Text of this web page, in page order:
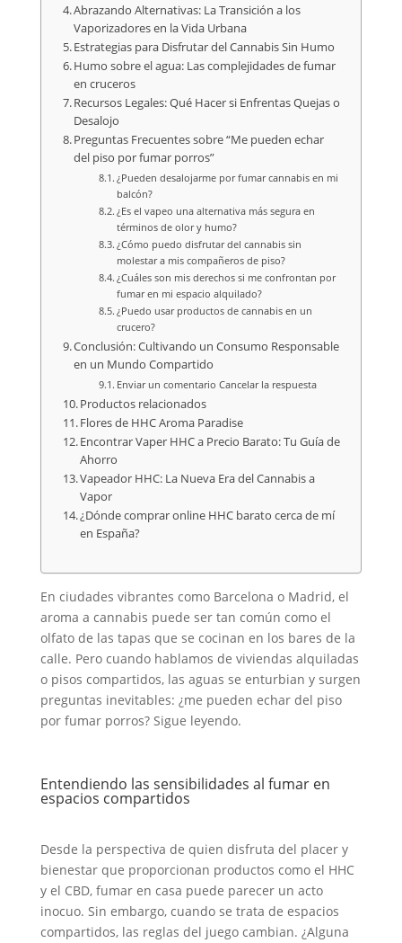
Abrazando Alternativas: La Transición a los
Vaporizadores en la Vida Urbana
Estrategias para Disfrutar del Cannabis Sin Humo
Humo sobre el agua: Las complejidades de fumar
en cruceros
Recursos Legales: Qué Hacer si Enfrentas Quejas o
Desalojo
Preguntas Frecuentes sobre “Me pueden echar
del piso por fumar porros”
¿Pueden desalojarme por fumar cannabis en mi
balcón?
¿Es el vapeo una alternativa más segura en
términos de olor y humo?
¿Cómo puedo disfrutar del cannabis sin
molestar a mis compañeros de piso?
¿Cuáles son mis derechos si me confrontan por
fumar en mi espacio alquilado?
¿Puedo usar productos de cannabis en un
crucero?
Conclusión: Cultivando un Consumo Responsable
en un Mundo Compartido
Enviar un comentario Cancelar la respuesta
Productos relacionados
Flores de HHC Aroma Paradise
Encontrar Vaper HHC a Precio Barato: Tu Guía de
Ahorro
Vapeador HHC: La Nueva Era del Cannabis a
Vapor
¿Dónde comprar online HHC barato cerca de mí
en España?
En ciudades vibrantes como Barcelona o Madrid, el
aroma a cannabis puede ser tan común como el
olfato de las tapas que se cocinan en los bares de la
calle. Pero cuando hablamos de viviendas alquiladas
o pisos compartidos, las aguas se enturbian y surgen
preguntas inevitables: ¿me pueden echar del piso
por fumar porros? Sigue leyendo.
Entendiendo las sensibilidades al fumar en
espacios compartidos
Desde la perspectiva de quien disfruta del placer y
bienestar que proporcionan productos como el HHC
y el CBD, fumar en casa puede parecer un acto
inocuo. Sin embargo, cuando se trata de espacios
compartidos, las reglas del juego cambian. ¿Alguna